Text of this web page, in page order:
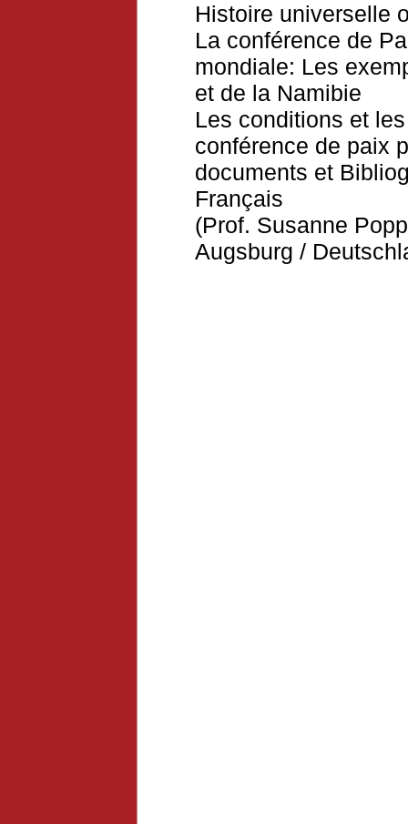
Histoire universelle
La conférence de
mondiale: Les
et de la Namibie
Les conditions et
conférence de paix
documents et
Français
(Prof. Susanne
Augsburg /